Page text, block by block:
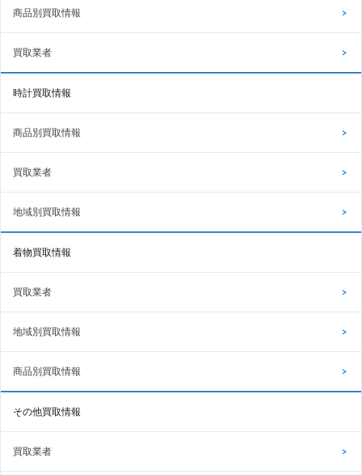
商品別買取情報
買取業者
時計買取情報
商品別買取情報
買取業者
地域別買取情報
着物買取情報
買取業者
地域別買取情報
商品別買取情報
その他買取情報
買取業者